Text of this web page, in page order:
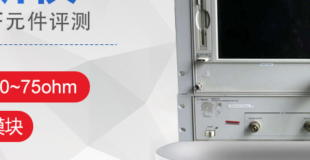
万用表 综合测试仪
蓝牙测试仪 网络分析仪
过程校验仪 电桥测试仪
泰克示波器 电池测试仪
函数信号发生器